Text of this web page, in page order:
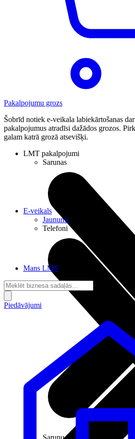
Pakalpojumu grozs
Šobrīd notiek e-veikala labiekārtošanas
pakalpojumus atradīsi dažādos grozos.
galam katrā grozā atsevišķi.
LMT pakalpojumi
Sarunas
Sarunu pieslēgumi
E-veikals
Jaunumi
Telefoni
Mans LMT
Piedāvājumi